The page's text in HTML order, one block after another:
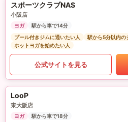
スポーツクラブNAS
小阪店
ヨガ
駅から車で14分
プール付きジムに通いたい人
駅から5分以内の
ホットヨガを始めたい人
公式サイトを見る
LooP
東大阪店
ヨガ
駅から車で18分